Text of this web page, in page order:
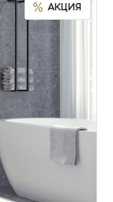
АКЦИЯ